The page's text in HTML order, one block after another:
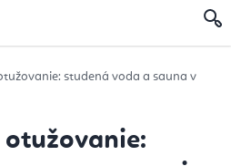
studená voda a sauna v